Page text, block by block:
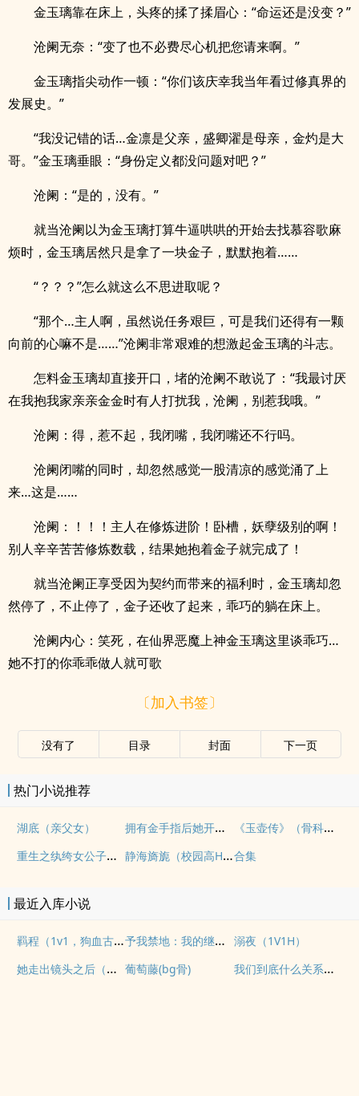
金玉璃靠在床上，头疼的揉了揉眉心：“命运还是没变？”
沧阑无奈：“变了也不必费尽心机把您请来啊。”
金玉璃指尖动作一顿：“你们该庆幸我当年看过修真界的
发展史。”
“我没记错的话…金凛是父亲，盛卿濯是母亲，金灼是大
哥。”金玉璃垂眼：“身份定义都没问题对吧？”
沧阑：“是的，没有。”
就当沧阑以为金玉璃打算牛逼哄哄的开始去找慕容歌麻
烦时，金玉璃居然只是拿了一块金子，默默抱着……
“？？？”怎么就这么不思进取呢？
“那个…主人啊，虽然说任务艰巨，可是我们还得有一颗
向前的心嘛不是……”沧阑非常艰难的想激起金玉璃的斗志。
怎料金玉璃却直接开口，堵的沧阑不敢说了：“我最讨厌
在我抱我家亲亲金金时有人打扰我，沧阑，别惹我哦。”
沧阑：得，惹不起，我闭嘴，我闭嘴还不行吗。
沧阑闭嘴的同时，却忽然感觉一股清凉的感觉涌了上
来…这是……
沧阑：！！！主人在修炼进阶！卧槽，妖孽级别的啊！
别人辛辛苦苦修炼数载，结果她抱着金子就完成了！
就当沧阑正享受因为契约而带来的福利时，金玉璃却忽
然停了，不止停了，金子还收了起来，乖巧的躺在床上。
沧阑内心：笑死，在仙界恶魔上神金玉璃这里谈乖巧…
她不打的你乖乖做人就可歌
〔加入书签〕
没有了 目录 封面 下一页
热门小说推荐
湖底（亲父女） 拥有金手指后她开始为所欲为（nph）
《玉壶传》（骨科）（兄妹）（np）
重生之纨绔女公子（NPH）
静海旖旎（校园高H）合集
最近入库小说
羁程（1v1，狗血古早） 予我禁地：我的继子不对劲 溺夜（1V1H）
她走出镜头之后（纯爱 1v1 葡萄藤(bg骨) 我们到底什么关系（姐弟）